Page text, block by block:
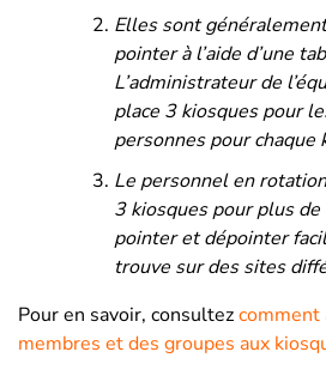
Elles sont
pointer à l’aide d’une
L’administrateur de
place 3 kiosques pour
personnes pour chaque
Le personnel en
3 kiosques pour plus
pointer et dépointer
trouve sur des sites
Pour en savoir, consultezcomment
membres et des groupes aux